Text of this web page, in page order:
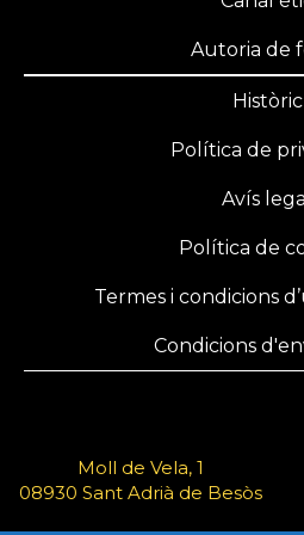
Autoria de
Històric
Política de
Avís legal
Política de
Termes i condicions
Condicions
Moll de Vela, 1
08930 Sant Adrià de Besòs